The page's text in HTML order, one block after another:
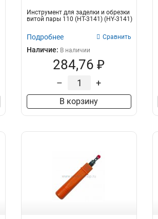
Инструмент для заделки и обрезки
витой пары 110 (HT-3141) (HY-3141)
Подробнее Сравнить
Наличие: В наличии
284,76 ₽
– +
В корзину